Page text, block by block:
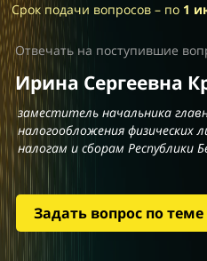
Срок подачи вопросов – по 1
Отвечать на поступившие
Ирина Сергеевна
заместитель начальника
налогообложения физических
налогам и сборам Республики
Задать вопрос по теме